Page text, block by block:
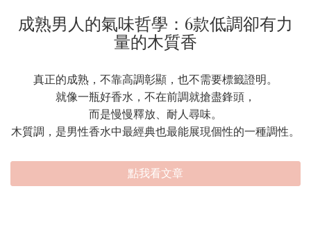
成熟男人的氣味哲學：6款低調卻有力
量的木質香
真正的成熟，不靠高調彰顯，也不需要標籤證明。
就像一瓶好香水，不在前調就搶盡鋒頭，
而是慢慢釋放、耐人尋味。
木質調，是男性香水中最經典也最能展現個性的一種調性。
點我看文章